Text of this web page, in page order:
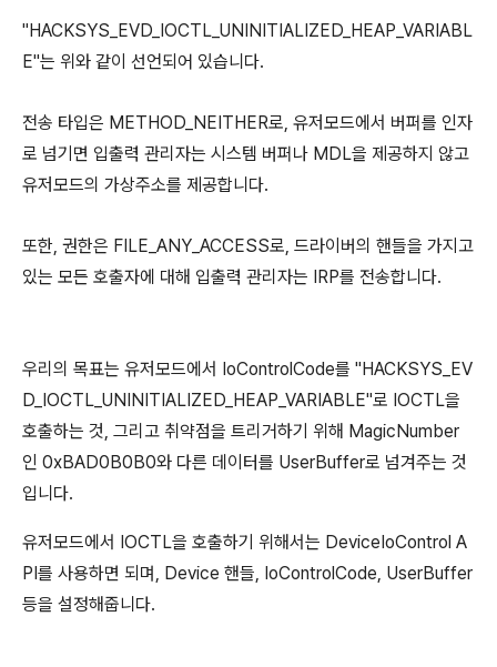
"HACKSYS_EVD_IOCTL_UNINITIALIZED_HEAP_VARIABL
E"는 위와 같이 선언되어 있습니다.
전송 타입은 METHOD_NEITHER로, 유저모드에서 버퍼를 인자
로 넘기면 입출력 관리자는 시스템 버퍼나 MDL을 제공하지 않고
유저모드의 가상주소를 제공합니다.
또한, 권한은 FILE_ANY_ACCESS로, 드라이버의 핸들을 가지고
있는 모든 호출자에 대해 입출력 관리자는 IRP를 전송합니다.
우리의 목표는 유저모드에서 IoControlCode를 "HACKSYS_EV
D_IOCTL_UNINITIALIZED_HEAP_VARIABLE"로 IOCTL을
호출하는 것, 그리고 취약점을 트리거하기 위해 MagicNumber
인 0xBAD0B0B0와 다른 데이터를 UserBuffer로 넘겨주는 것
입니다.
유저모드에서 IOCTL을 호출하기 위해서는 DeviceIoControl A
PI를 사용하면 되며, Device 핸들, IoControlCode, UserBuffer
등을 설정해줍니다.